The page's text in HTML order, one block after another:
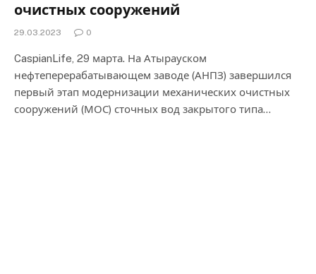
очистных сооружений
29.03.2023 0
CaspianLife, 29 марта. На Атырауском
нефтеперерабатывающем заводе (АНПЗ) завершился
первый этап модернизации механических очистных
сооружений (МОС) сточных вод закрытого типа…